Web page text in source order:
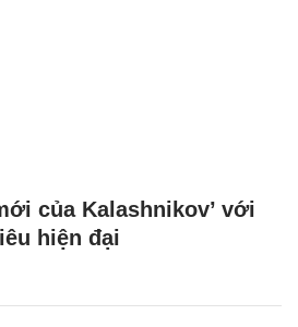
của Kalashnikov’ với
hiện đại